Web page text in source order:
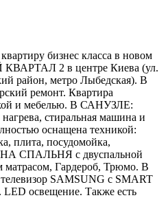
бизнес класса в новом
2 в центре Киева (ул.
район, метро Лыбедская). В
ремонт. Квартира
и мебелью. В САНУЗЛЕ:
стиральная машина и
оснащена техникой:
плита, посудомойка,
СПАЛЬНЯ с двуспальной
матрасом, Гардероб, Трюмо. В
SAMSUNG с SMART
освещение. Также есть